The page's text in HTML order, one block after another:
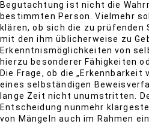
Begutachtung ist nicht die
bestimmten Person. Vielmehr
klären, ob sich die zu prüfenden
mit den ihm üblicherweise zu
Erkenntnismöglichkeiten von
hierzu besonderer Fähigkeiten
Die Frage, ob die „Erkennbarkeit
eines selbständigen
lange Zeit nicht unumstritten.
Entscheidung nunmehr
von Mängeln auch im Rahmen